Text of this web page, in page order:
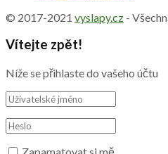
© 2017-2021 vyslapy.cz -
Vítejte zpět!
Níže se přihlaste do vašeho účtu